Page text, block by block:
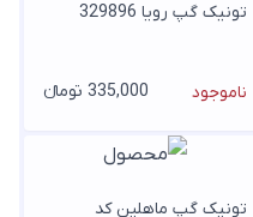
تونیک گپ رویا 329896
ناموجود 335,000 تومانء
تونیک گپ ماهلین کد